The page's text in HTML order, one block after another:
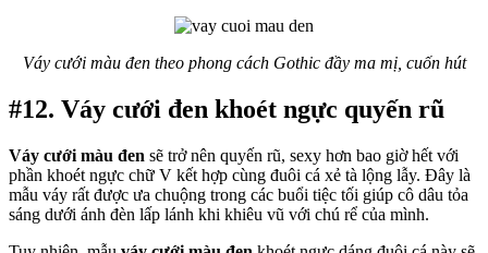
Váy cưới màu đen theo phong cách Gothic đầy ma mị, cuốn hút
#12. Váy cưới đen khoét ngực quyến rũ
Váy cưới màu đen sẽ trở nên quyến rũ, sexy hơn bao giờ hết với
phần khoét ngực chữ V kết hợp cùng đuôi cá xẻ tà lộng lẫy. Đây là
mẫu váy rất được ưa chuộng trong các buổi tiệc tối giúp cô dâu tỏa
sáng dưới ánh đèn lấp lánh khi khiêu vũ với chú rể của mình.